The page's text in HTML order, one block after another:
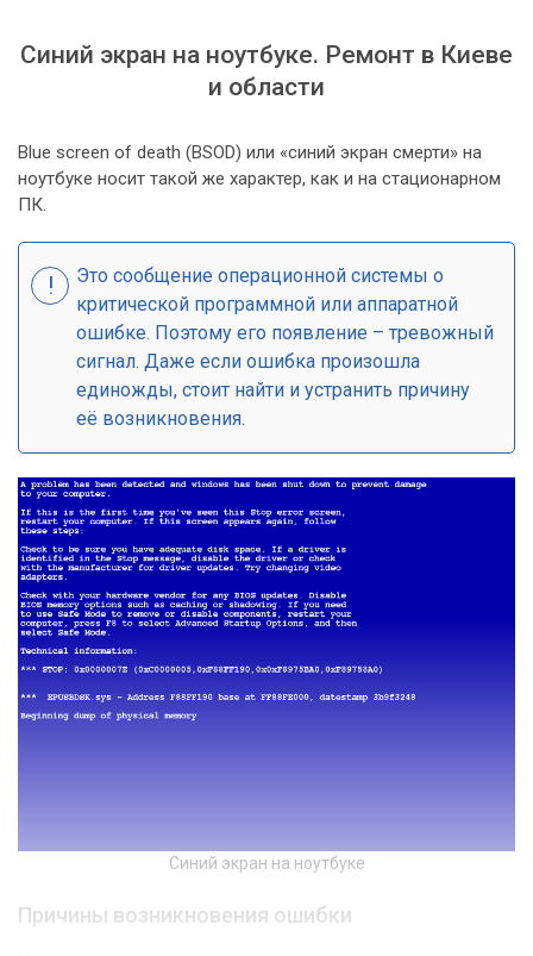
Синий экран на ноутбуке. Ремонт в Киеве
и области
Blue screen of death (BSOD) или «синий экран смерти» на
ноутбуке носит такой же характер, как и на стационарном
ПК.
Это сообщение операционной системы о
критической программной или аппаратной
ошибке. Поэтому его появление – тревожный
сигнал. Даже если ошибка произошла
единожды, стоит найти и устранить причину
её возникновения.
Синий экран на ноутбуке
Причины возникновения ошибки